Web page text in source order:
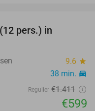
pers.) in
9.6 star
38 min. directions_car
Regulier €1.411
€599